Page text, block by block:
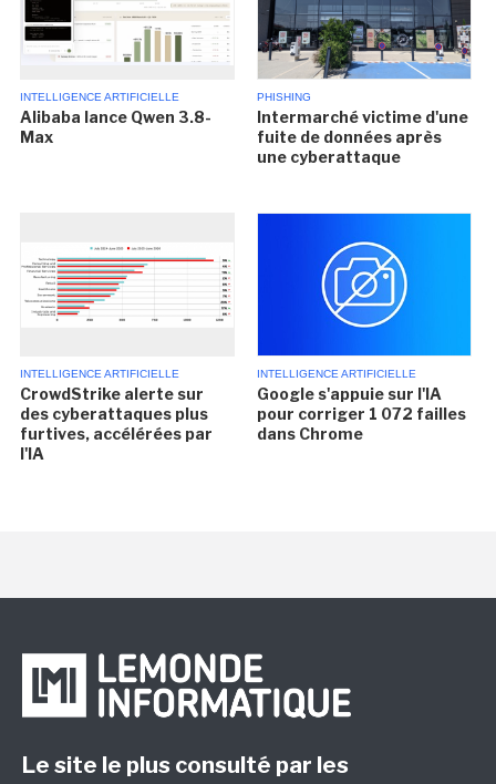
INTELLIGENCE ARTIFICIELLE
Alibaba lance Qwen 3.8-
Max
PHISHING
Intermarché victime d'une
fuite de données après
une cyberattaque
INTELLIGENCE ARTIFICIELLE
CrowdStrike alerte sur
des cyberattaques plus
furtives, accélérées par
l'IA
INTELLIGENCE ARTIFICIELLE
Google s'appuie sur l'IA
pour corriger 1 072 failles
dans Chrome
Le site le plus consulté par les